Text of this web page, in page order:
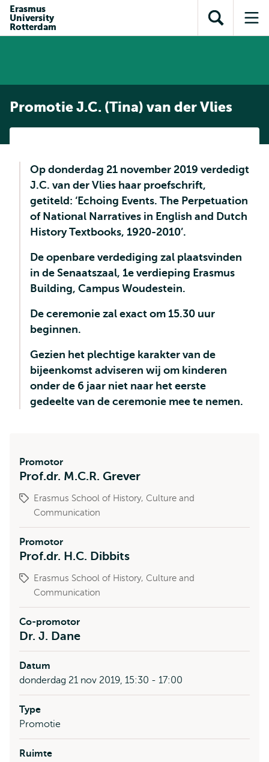
inhoud
Direct naar
subnavigatie
Erasmus
University
Rotterdam
Toon
zoekveld
Promotie J.C. (Tina) van der Vlies
Op donderdag 21 november 2019 verdedigt
J.C. van der Vlies haar proefschrift,
getiteld: ‘Echoing Events. The Perpetuation
of National Narratives in English and Dutch
History Textbooks, 1920-2010’.
De openbare verdediging zal plaatsvinden
in de Senaatszaal, 1e verdieping Erasmus
Building, Campus Woudestein.
De ceremonie zal exact om 15.30 uur
beginnen.
Gezien het plechtige karakter van de
bijeenkomst adviseren wij om kinderen
onder de 6 jaar niet naar het eerste
gedeelte van de ceremonie mee te nemen.
Promotor
Prof.dr. M.C.R. Grever
Erasmus School of History, Culture and
Communication
Promotor
Prof.dr. H.C. Dibbits
Erasmus School of History, Culture and
Communication
Co-promotor
Dr. J. Dane
Datum
donderdag 21 nov 2019, 15:30 - 17:00
Type
Promotie
Ruimte